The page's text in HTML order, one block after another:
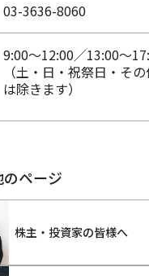
03-3636-8060
9:00～12:00／13:00～
（土・日・祝祭日・そ
は除きます）
ページ
株主・投資家の皆様へ